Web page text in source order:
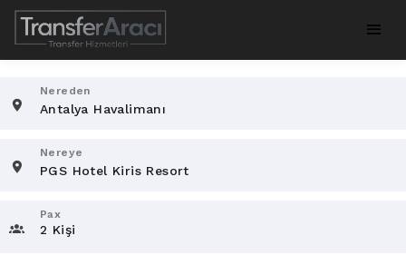
Nereden
Nereye
Pax
2 Kişi